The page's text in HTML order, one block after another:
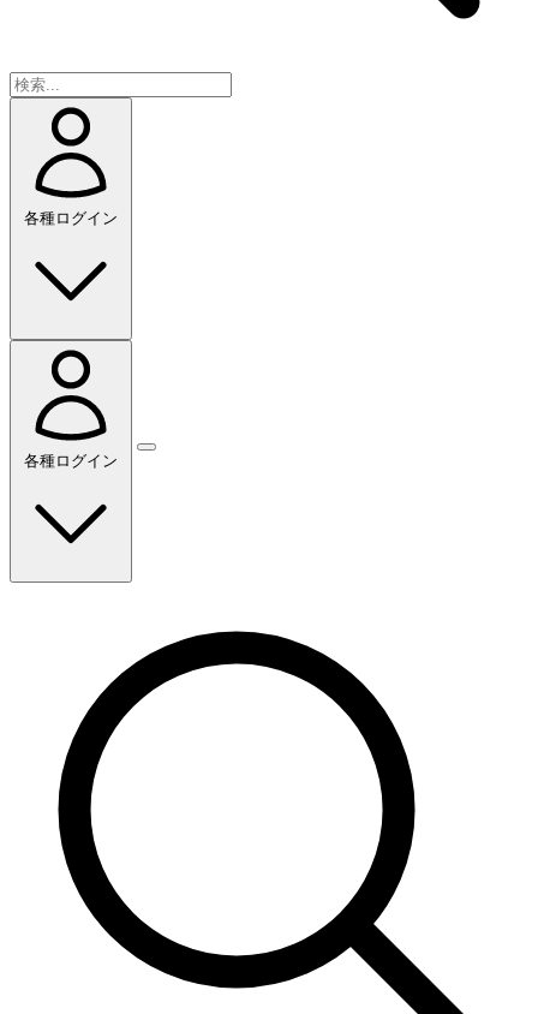
各種ログイン
各種ログイン